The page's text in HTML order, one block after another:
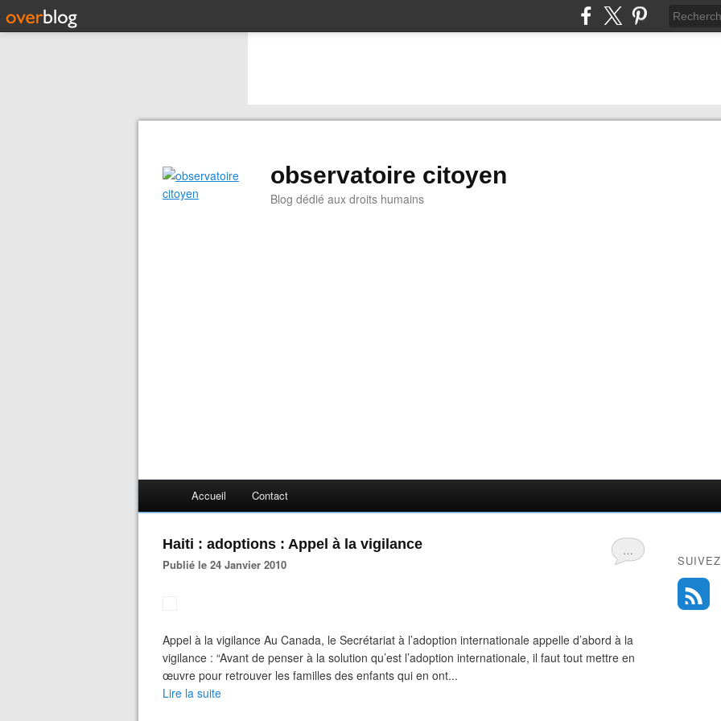
observatoire citoyen
Blog dédié aux droits humains
Accueil Contact
…
Haiti : adoptions : Appel à la vigilance
Publié le 24 Janvier 2010
Appel à la vigilance Au Canada, le Secrétariat à l’adoption internationale appelle d’abord à la
vigilance : “Avant de penser à la solution qu’est l’adoption internationale, il faut tout mettre en
œuvre pour retrouver les familles des enfants qui en ont...
Lire la suite